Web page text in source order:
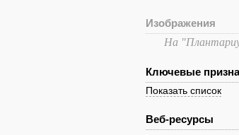
Изображения
На
Ключевые
Показать список
Веб-ресурсы